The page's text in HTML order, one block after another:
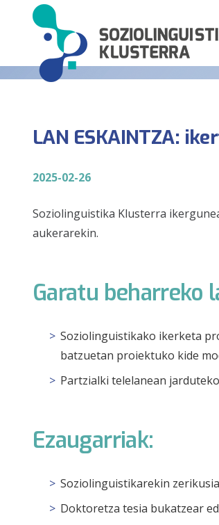
LAN ESKAINTZA:
2025-02-26
Soziolinguistika Klusterra
aukerarekin.
Garatu beharreko
Soziolinguistikako ikerketa
batzuetan proiektuko kide
Partzialki telelanean
Ezaugarriak:
Soziolinguistikarekin
Doktoretza tesia bukatzear